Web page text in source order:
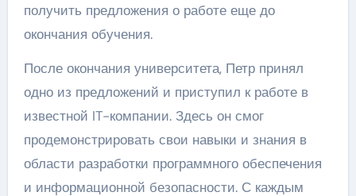
получить предложения о работе еще до
окончания обучения.
После окончания университета, Петр принял
одно из предложений и приступил к работе в
известной IT-компании. Здесь он смог
продемонстрировать свои навыки и знания в
области разработки программного обеспечения
и информационной безопасности. С каждым